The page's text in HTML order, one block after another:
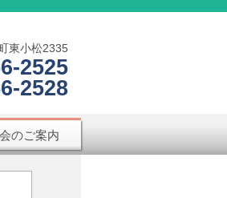
東小松2335
2525
2528
のご案内